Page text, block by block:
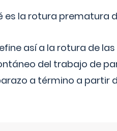
es la rotura prematura
así a la rotura de
del trabajo de
a término a partir